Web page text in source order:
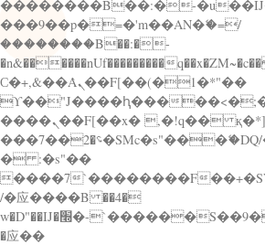
��������B��:�-
���9��p�=�'m��AN�ޭ�=/
��������B��:�-
�n&������nUf���������q��x�ZM~�
Ϲ�+,&��Ὰܢ��F[��(�1�*"��
ϒ��"J����ԧ���
����ܢ��F[��x� ,�!q�� қ�*]/
���؝�2��7�SMc�s"���ޭ�DQ/�应�ܢ��F_��!
� :�s"��
����7`��������F
/�应����B ��4�
w�D"��IJ�׭�-`������S��9�Dr�ji��EJ߅��gJ
�应��